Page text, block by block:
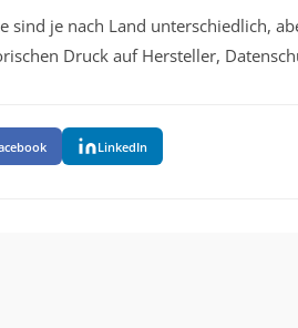
sind je nach Land unterschiedlich,
Druck auf Hersteller,
LinkedIn